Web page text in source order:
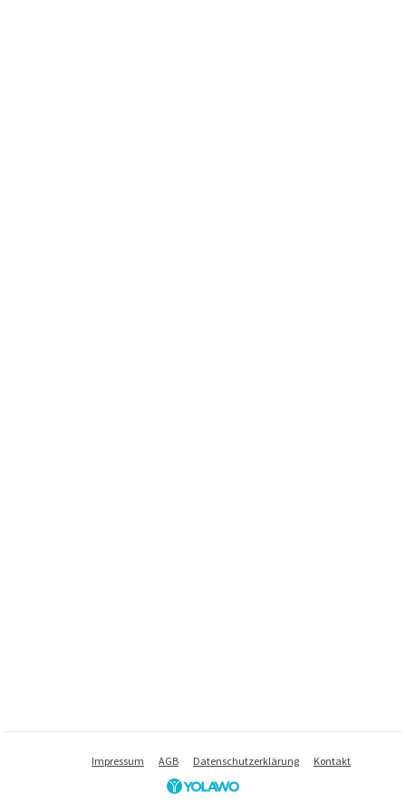
Impressum AGB Datenschutzerklärung Kontakt